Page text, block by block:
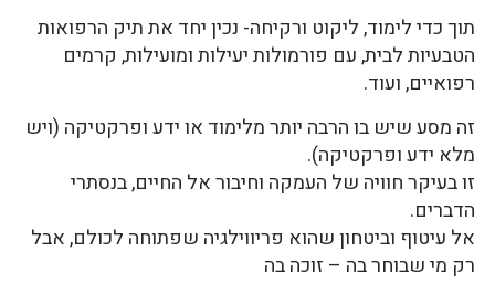
תוך כדי לימוד, ליקוט ורקיחה- נכין יחד את תיק הרפואות
הטבעיות לבית, עם פורמולות יעילות ומועילות, קרמים
רפואיים, ועוד.
זה מסע שיש בו הרבה יותר מלימוד או ידע ופרקטיקה (ויש
מלא ידע ופרקטיקה).
זו בעיקר חוויה של העמקה וחיבור אל החיים, בנסתרי
הדברים.
אל עיטוף וביטחון שהוא פריווילגיה שפתוחה לכולם, אבל
רק מי שבוחר בה – זוכה בה